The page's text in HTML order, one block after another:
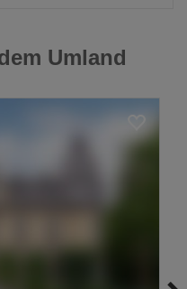
Umland